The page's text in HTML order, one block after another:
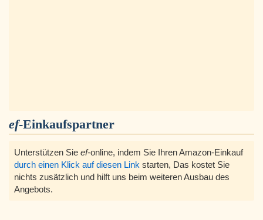
ef-Einkaufspartner
Unterstützen Sie ef-online, indem Sie Ihren Amazon-Einkauf
durch einen Klick auf diesen Link starten, Das kostet Sie
nichts zusätzlich und hilft uns beim weiteren Ausbau des
Angebots.